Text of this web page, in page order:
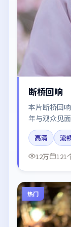
断桥回响
本片断桥回
年与观众见
易烊千玺、
都市与冷色调
高清
流
12万
121
热门